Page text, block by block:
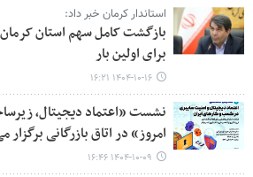
استاندار کرمان خبر داد:
بازگشت کامل سهم استان
برای اولین بار
۱۴۰۴-۱۰-۱۶ ۱۶:۲۱
نشست «اعتماد دیجیتال،
امروز» در اتاق بازرگانی برگزار
۱۴۰۴-۱۰-۰۹ ۱۶:۴۶